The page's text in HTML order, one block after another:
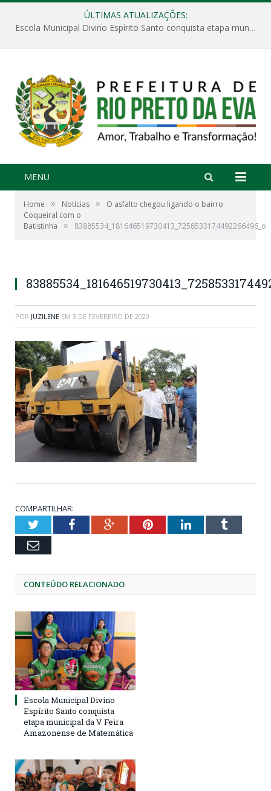
ÚLTIMAS ATUALIZAÇÕES:
Escola Municipal Divino Espírito Santo conquista etapa municipal da V Feira Amazonense de Matemática
MENU
Home » Notícias »
O asfalto chegou ligando o bairro
Coqueiral com o
Batistinha
» 83885534_181646519730413_7258533174492266496_o
POR JUZILENE EM 3 DE FEVEREIRO DE 2020
COMPARTILHAR:
TwitterFacebookGoogle+PinterestLinkedInTumblr
Email
CONTEÚDO RELACIONADO
Escola Municipal Divino
Espírito Santo conquista
etapa municipal da V Feira
Amazonense de Matemática